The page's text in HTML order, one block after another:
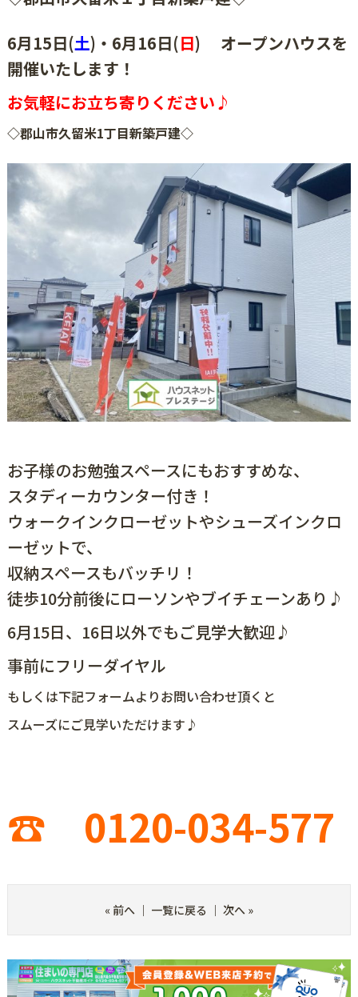
6月15日(土)・6月16日(日) オープンハウスを
開催いたします！
お気軽にお立ち寄りください♪
◇郡山市久留米1丁目新築戸建◇
お子様のお勉強スペースにもおすすめな、
スタディーカウンター付き！
ウォークインクローゼットやシューズインクロ
ーゼットで、
収納スペースもバッチリ！
徒歩10分前後にローソンやブイチェーンあり♪
6月15日、16日以外でもご見学大歓迎♪
事前にフリーダイヤル
もしくは下記フォームよりお問い合わせ頂くと
スムーズにご見学いただけます♪
☎ 0120-034-577
« 前へ｜ 一覧に戻る ｜ 次へ»